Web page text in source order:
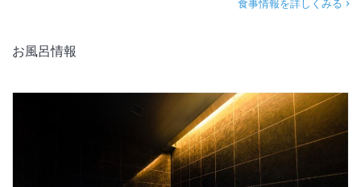
食事情報を詳しくみる
お風呂情報